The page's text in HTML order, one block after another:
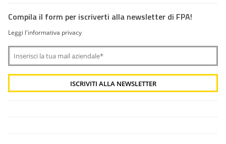
Compila il form per iscriverti alla newsletter di FPA!
Leggi l'informativa privacy